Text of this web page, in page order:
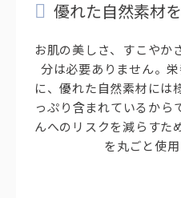
優れた自然素材
お肌の美しさ、すこやか
分は必要ありません。
に、優れた自然素材には
っぷり含まれているから
んへのリスクを減らすた
を丸ごと使用